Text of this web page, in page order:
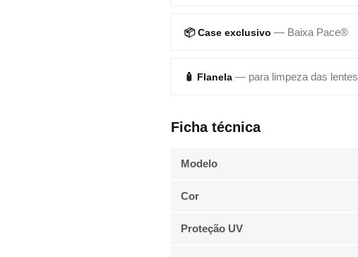
📦 Case exclusivo — Baixa Pace®
🧴 Flanela — para limpeza das lentes
Ficha técnica
Modelo
Cor
Proteção UV